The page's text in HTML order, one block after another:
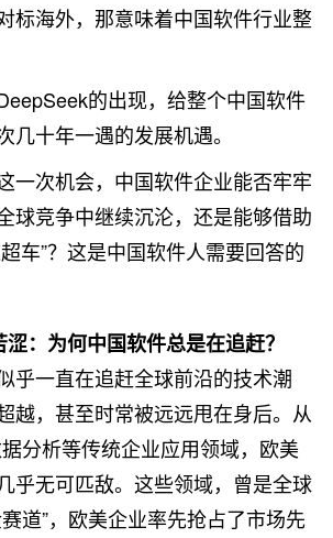
标海外，那意味着中国软件行业整
的出现，给整个中国软件
几十年一遇的发展机遇。
一次机会，中国软件企业能否牢牢
球竞争中继续沉沦，还是能够借助
车”？这是中国软件人需要回答的
：为何中国软件总是在追赶？
乎一直在追赶全球前沿的技术潮
越，甚至时常被远远甩在身后。从
分析等传统企业应用领域，欧美
乎无可匹敌。这些领域，曾是全球
道”，欧美企业率先抢占了市场先